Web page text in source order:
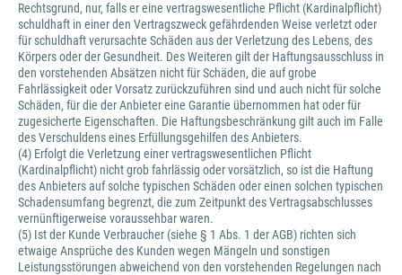
Rechtsgrund, nur, falls er eine vertragswesentliche Pflicht (Kardinalpflicht)
schuldhaft in einer den Vertragszweck gefährdenden Weise verletzt oder
für schuldhaft verursachte Schäden aus der Verletzung des Lebens, des
Körpers oder der Gesundheit. Des Weiteren gilt der Haftungsausschluss in
den vorstehenden Absätzen nicht für Schäden, die auf grobe
Fahrlässigkeit oder Vorsatz zurückzuführen sind und auch nicht für solche
Schäden, für die der Anbieter eine Garantie übernommen hat oder für
zugesicherte Eigenschaften. Die Haftungsbeschränkung gilt auch im Falle
des Verschuldens eines Erfüllungsgehilfen des Anbieters.
(4) Erfolgt die Verletzung einer vertragswesentlichen Pflicht
(Kardinalpflicht) nicht grob fahrlässig oder vorsätzlich, so ist die Haftung
des Anbieters auf solche typischen Schäden oder einen solchen typischen
Schadensumfang begrenzt, die zum Zeitpunkt des Vertragsabschlusses
vernünftigerweise voraussehbar waren.
(5) Ist der Kunde Verbraucher (siehe § 1 Abs. 1 der AGB) richten sich
etwaige Ansprüche des Kunden wegen Mängeln und sonstigen
Leistungsstörungen abweichend von den vorstehenden Regelungen nach